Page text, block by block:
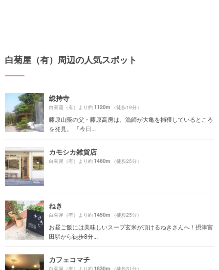
白菊屋（有）周辺の人気スポット
総持寺
白菊屋（有）より約1120m （徒歩19分）
藤原山蔭の父・藤原高房は、漁師が大亀を捕獲しているところ
を発見。 「今日...
カモシカ雑貨店
白菊屋（有）より約1460m （徒歩25分）
ねき
白菊屋（有）より約1450m （徒歩25分）
お昼ご飯には美味しいスープ玄米が頂けるねきさんへ！摂津富
田駅から徒歩8分...
カフェコマチ
白菊屋（有）より約1830m （徒歩31分）